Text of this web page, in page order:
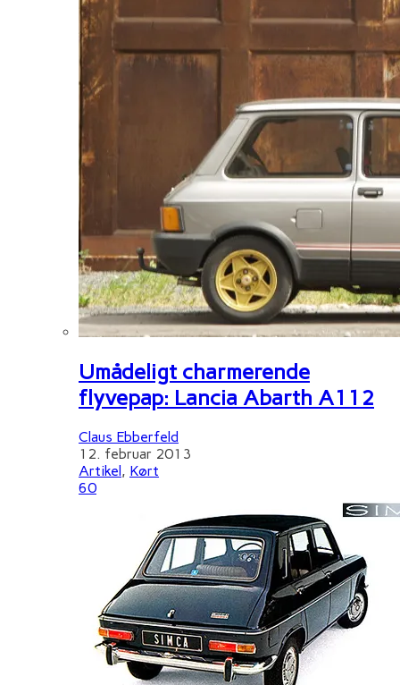
Umådeligt charmerende
flyvepap: Lancia Abarth A112
Claus Ebberfeld
12. februar 2013
Artikel, Kørt
60